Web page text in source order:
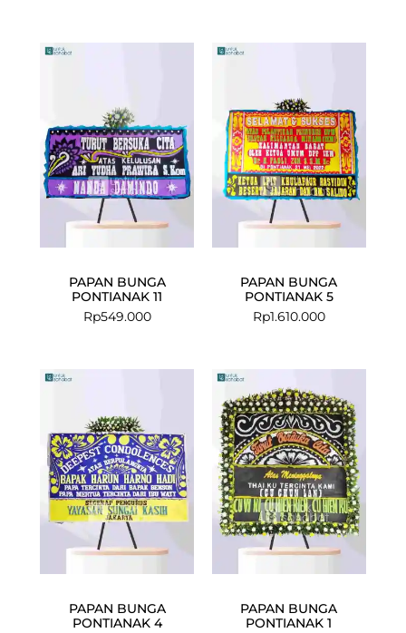
PAPAN BUNGA
PONTIANAK 11
Rp549.000
PAPAN BUNGA
PONTIANAK 5
Rp1.610.000
PAPAN BUNGA
PONTIANAK 4
PAPAN BUNGA
PONTIANAK 1